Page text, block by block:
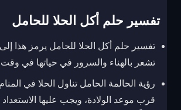
تفسير حلم أكل الحلا للحامل
تفسير حلم أكل الحلا للحامل يرمز هذا
تشعر بالهناء والسرور في حياتها في
رؤية الحالمة الحامل تناول الحلا في
قرب موعد الولادة، ويجب عليها الاستعداد